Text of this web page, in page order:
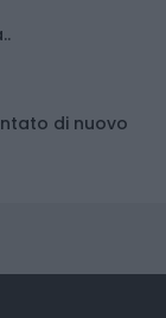
di nuovo